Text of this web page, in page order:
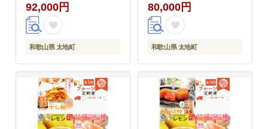
ーブリアン ステーキ ス
ライス【tkb386】
92,000円
和歌山県 太地町
トーブリアン ステーキ
赤身 こま切れ
【tkb388】
80,000円
和歌山県 太地町